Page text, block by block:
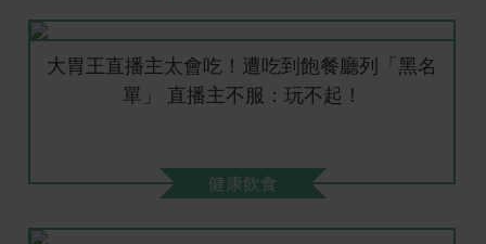
大胃王直播主太會吃！遭吃到飽餐廳列「黑名
單」 直播主不服：玩不起！
健康飲食